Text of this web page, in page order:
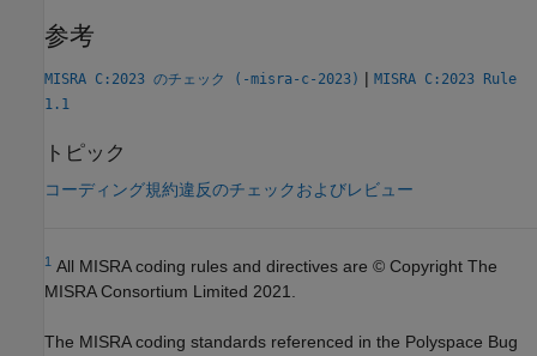
参考
MISRA C:2023 のチェック (-misra-c-2023) | MISRA C:2023 Rule
1.1
トピック
コーディング規約違反のチェックおよびレビュー
1 All MISRA coding rules and directives are © Copyright The
MISRA Consortium Limited 2021.
The MISRA coding standards referenced in the Polyspace Bug